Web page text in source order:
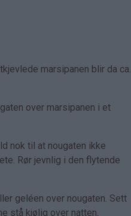
marsipanen blir da ca.
over marsipanen i et
nok til at nougaten ikke
Rør jevnlig i den flytende
geléen over nougaten. Sett
stå kjølig over natten.